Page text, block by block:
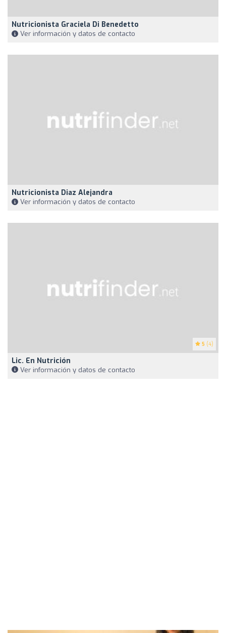
Nutricionista Graciela Di Benedetto
Ver información y datos de contacto
Nutricionista Diaz Alejandra
Ver información y datos de contacto
5 (4)
Lic. En Nutrición
Ver información y datos de contacto